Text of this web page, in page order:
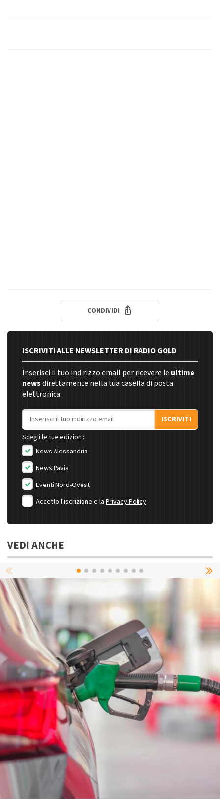
CONDIVIDI
ISCRIVITI ALLE NEWSLETTER DI RADIO GOLD
Inserisci il tuo indirizzo email per ricevere le ultime
newsdirettamente nella tua casella di posta
elettronica.
Indirizzo email
ISCRIVITI
Scegli le tue edizioni:
News Alessandria
News Pavia
Eventi Nord-Ovest
Accetto l'iscrizione e la Privacy Policy
VEDI ANCHE